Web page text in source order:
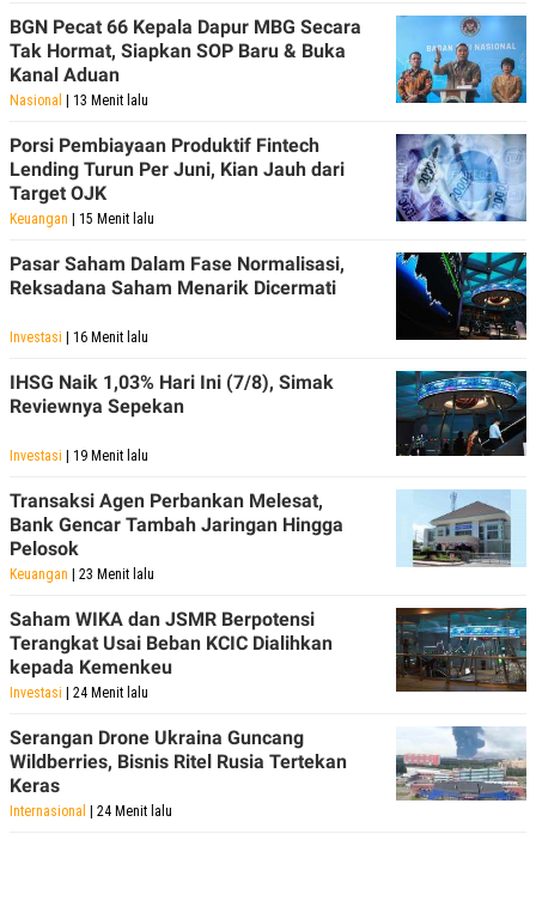
M
E
D
I
.
D
OF
USE
SIBER
PRIVACY
POLICY
BGN Pecat 66 Kepala Dapur MBG Secara
Tak Hormat, Siapkan SOP Baru & Buka
Kanal Aduan
Nasional | 13 Menit lalu
Porsi Pembiayaan Produktif Fintech
Lending Turun Per Juni, Kian Jauh dari
Target OJK
Keuangan | 15 Menit lalu
Pasar Saham Dalam Fase Normalisasi,
Reksadana Saham Menarik Dicermati
Investasi | 16 Menit lalu
IHSG Naik 1,03% Hari Ini (7/8), Simak
Reviewnya Sepekan
Investasi | 19 Menit lalu
Transaksi Agen Perbankan Melesat,
Bank Gencar Tambah Jaringan Hingga
Pelosok
Keuangan | 23 Menit lalu
Saham WIKA dan JSMR Berpotensi
Terangkat Usai Beban KCIC Dialihkan
kepada Kemenkeu
Investasi | 24 Menit lalu
Serangan Drone Ukraina Guncang
Wildberries, Bisnis Ritel Rusia Tertekan
Keras
Internasional | 24 Menit lalu